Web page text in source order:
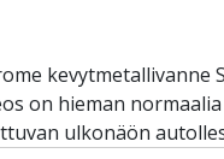
on hieman
ulkonäön